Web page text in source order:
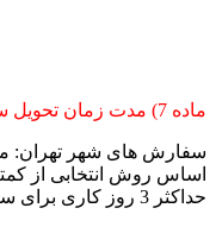
ماده 7) مدت زمان تحویل سفارش ها
سفارش های شهر تهران:
حداکثر 3 روز کاری برای سفارش های ارسال رایگان می باشد.